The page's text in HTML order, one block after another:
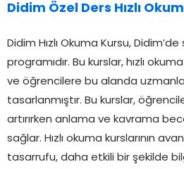
Didim Özel Ders Hızlı
Didim Hızlı Okuma Kursu,
programıdır. Bu kurslar, hızlı
ve öğrencilere bu alanda
tasarlanmıştır. Bu kurslar,
artırırken anlama ve kavrama
sağlar. Hızlı okuma kurslarının
tasarrufu, daha etkili bir şekilde